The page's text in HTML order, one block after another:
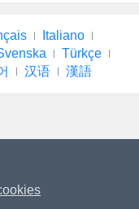
Italiano
Türkçe
汉语 漢語